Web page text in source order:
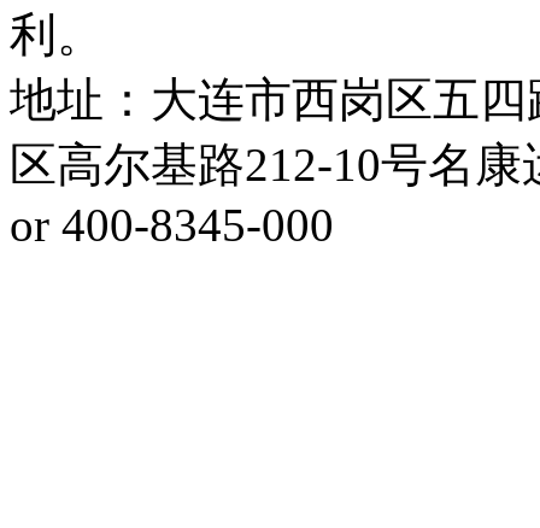
利。
地址：大连市西岗区五
区高尔基路212-10号名康
or 400-8345-000